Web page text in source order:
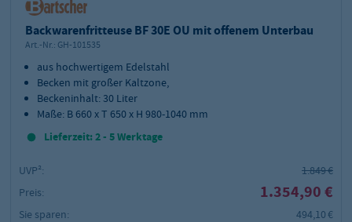
Backwarenfritteuse BF 30E OU mit offenem Unterbau
Art.-Nr.: GH-101535
aus hochwertigem Edelstahl
Becken mit großer Kaltzone,
Beckeninhalt: 30 Liter
Maße: B 660 x T 650 x H 980-1040 mm
Lieferzeit: 2 - 5 Werktage
UVP²:
1.849 €
Preis:
1.354,90 €
Sie sparen:
494,10 €